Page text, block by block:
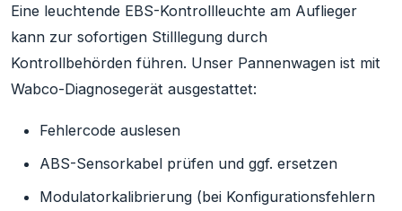
Eine leuchtende EBS-Kontrollleuchte am Auflieger
kann zur sofortigen Stilllegung durch
Kontrollbehörden führen. Unser Pannenwagen ist mit
Wabco-Diagnosegerät ausgestattet:
Fehlercode auslesen
ABS-Sensorkabel prüfen und ggf. ersetzen
Modulatorkalibrierung (bei Konfigurationsfehlern